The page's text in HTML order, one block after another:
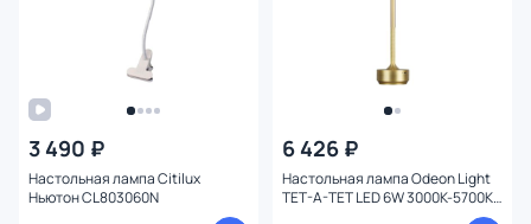
3 490 ₽
Настольная лампа Citilux
Ньютон CL803060N
6 426 ₽
Настольная лампа Odeon Light
TET-A-TET LED 6W 3000K-5700K
Вид рассеивателя
Форма плафона
Количество плафонов
Оформление